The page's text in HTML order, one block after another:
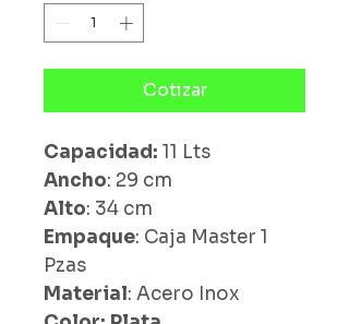
Cotizar
Capacidad: 11 Lts
Ancho: 29 cm
Alto: 34 cm
Empaque: Caja Master 1
Pzas
Material: Acero Inox